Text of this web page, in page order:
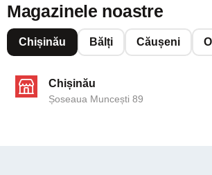
Magazinele noastre
Chișinău Bălți Căușeni
Chișinău
Șoseaua Muncești 89